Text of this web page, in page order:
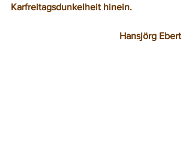
Karfreitagsdunkelheit hinein.
Hansjörg Ebert